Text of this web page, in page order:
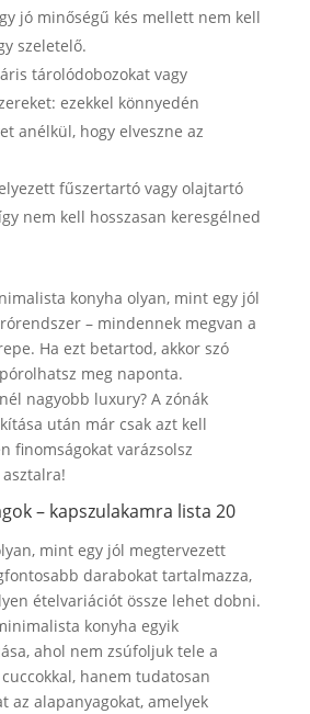
jó minőségű kés mellett nem kell
szeletelő.
tárolódobozokat vagy
ezekkel könnyedén
anélkül, hogy elveszne az
fűszertartó vagy olajtartó
nem kell hosszasan keresgélned
konyha olyan, mint egy jól
– mindennek megvan a
Ha ezt betartod, akkor szó
meg naponta.
nagyobb luxury? A zónák
után már csak azt kell
finomságokat varázsolsz
– kapszulakamra lista 20
mint egy jól megtervezett
darabokat tartalmazza,
ételvariációt össze lehet dobni.
konyha egyik
ahol nem zsúfoljuk tele a
hanem tudatosan
az alapanyagokat, amelyek